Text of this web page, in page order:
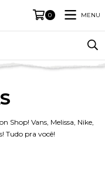
0 MENU
Shop! Vans, Melissa, Nike,
Tudo pra você!